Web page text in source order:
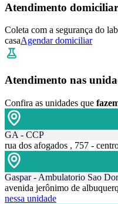
Atendimento domiciliar
Coleta com a segurança do
casaAgendar domiciliar
Atendimento nas
Confira as unidades que
GA - CCP
rua dos afogados , 757 -
Gaspar - Ambulatorio Sao
avenida jerônimo de
nessa unidade